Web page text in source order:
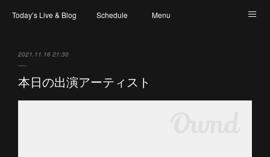
Today’s Live & Blog Schedule Menu
2021.11.16 21:30
本日の出演アーティスト